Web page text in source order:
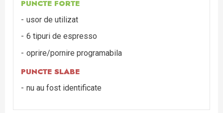
PUNCTE FORTE
usor de utilizat
6 tipuri de espresso
oprire/pornire programabila
PUNCTE SLABE
nu au fost identificate